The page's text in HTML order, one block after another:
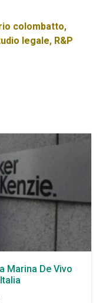
colombatto,
legale, R&P
Marina De Vivo